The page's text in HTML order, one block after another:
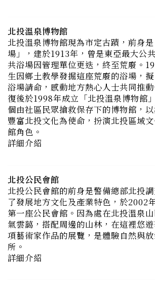
場」，建於1913年，曾是東亞最大公
共浴場因管理單位更迭，終至荒廢。
生因鄉土教學發掘這座荒廢的浴場，
浴場請命，感動地方熱心人士共同推
復後於1998年成立「北投溫泉博物館
個由社區民眾搶救保存下的博物館，
豐富北投文化為使命，扮演北投區域
館角色。
詳細介紹
北投公民會館
了發展地方文化及產業特色，於2002
第一座公民會館。因為處在北投溫泉山
氣雲藹，搭配周邊的山林，在這裡悠
項藝術家作品的展覽，是體驗自然與
所。
詳細介紹
前日軍衛戍醫院北投分院